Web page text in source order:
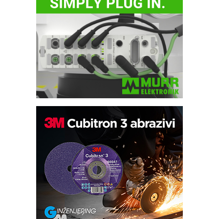
IB BLUMENAUER - više od 40 godina
poverenja u industriji
RMQ-TITAN ADVANCED INDICATOR
– Pametna signalizacija za efikasnije
upravljanje mašinama
Sigurnije ispitivanje transformatora u
solarnim elektranama i vetroparkovima
Pranje točkova na gradilištu- standard
modernog i odgovornog građenja